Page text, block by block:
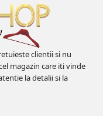
clientii si nu
magazin care iti vinde
la detalii si la